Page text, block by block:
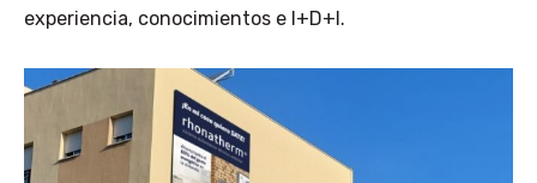
experiencia, conocimientos e I+D+I.